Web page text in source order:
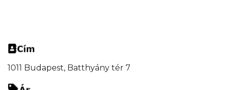
1011 Budapest, Batthyány tér 7